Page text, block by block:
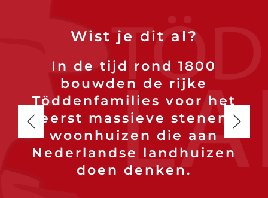
Wist je dit al?
In de tijd rond 1800
bouwden de rijke
Töddenfamilies voor het
eerst massieve stenen
woonhuizen die aan
Nederlandse landhuizen
doen denken.